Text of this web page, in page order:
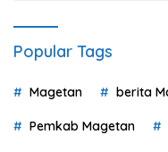
Popular Tags
Magetan berita
Pemkab Magetan